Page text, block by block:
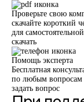
Проверьте свою
скачайте короткий
для
скачать
Помощь эксперта
Бесплатная
по любым вопросам
задать вопрос